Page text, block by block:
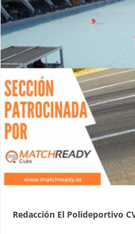
Redacción El Polideportivo